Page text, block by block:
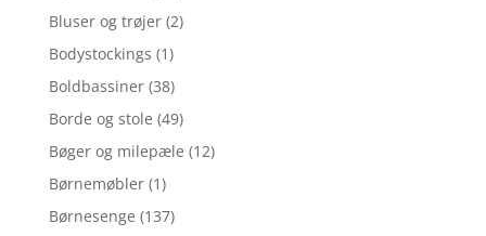
Bluser og trøjer (2)
Bodystockings (1)
Boldbassiner (38)
Borde og stole (49)
Bøger og milepæle (12)
Børnemøbler (1)
Børnesenge (137)